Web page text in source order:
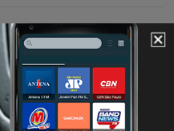
episódios
Due